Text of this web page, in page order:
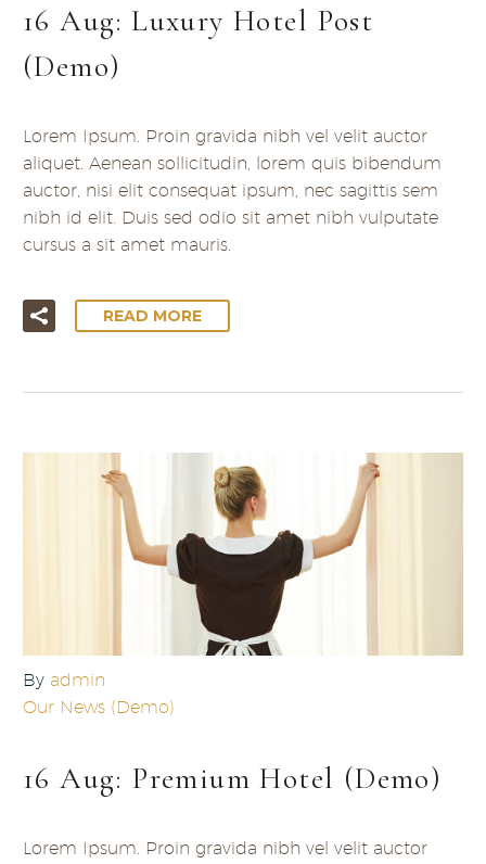
16 Aug:Luxury Hotel Post
(Demo)
Lorem Ipsum. Proin gravida nibh vel velit auctor
aliquet. Aenean sollicitudin, lorem quis bibendum
auctor, nisi elit consequat ipsum, nec sagittis sem
nibh id elit. Duis sed odio sit amet nibh vulputate
cursus a sit amet mauris.
READ MORE
By admin
Our News (Demo)
16 Aug: Premium Hotel (Demo)
Lorem Ipsum. Proin gravida nibh vel velit auctor